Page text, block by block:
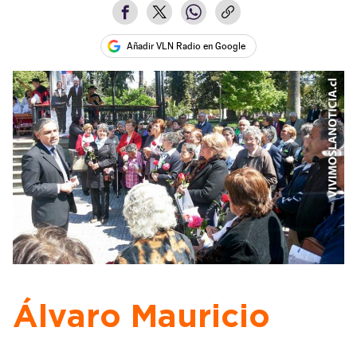
Añadir VLN Radio en Google
Álvaro Mauricio